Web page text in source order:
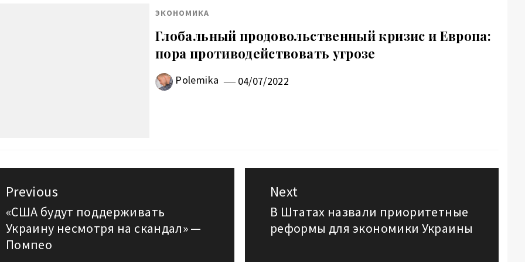
ЭКОНОМИКА
Глобальный продовольственный кризис и Европа:
пора противодействовать угрозе
Polemika 04/07/2022
Previous
Previous
post:
«США будут поддерживать
Украину несмотря на скандал» —
Помпео
Next
Next
post:
В Штатах назвали приоритетные
реформы для экономики Украины